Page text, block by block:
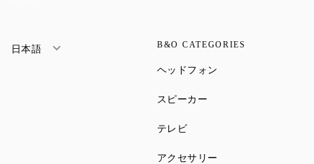
日本語 B&O CATEGORIES
ヘッドフォン
スピーカー
テレビLink Opens in New Tab
アクセサリー